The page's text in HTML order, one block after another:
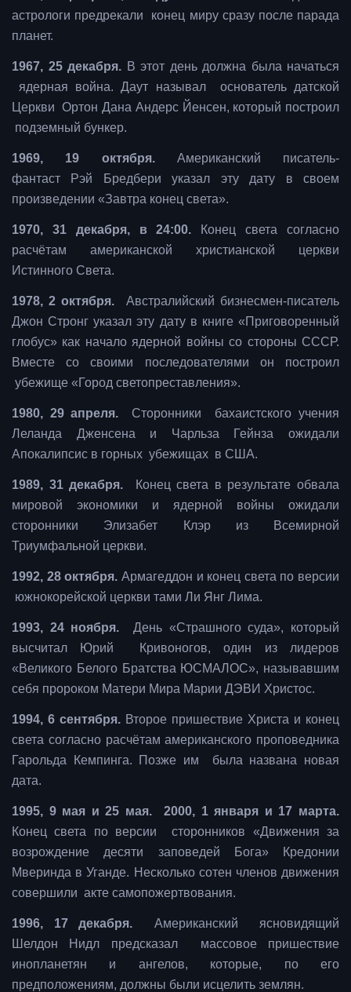
астрологи предрекали конец миру сразу после парада
планет.
1967, 25 декабря. В этот день должна была начаться
ядерная война. Даут называл основатель датской
Церкви Ортон Дана Андерс Йенсен, который построил
подземный бункер.
1969, 19 октября.Американский писатель-
фантаст Рэй Бредбери указал эту дату в своем
произведении «Завтра конец света».
1970, 31 декабря, в 24:00. Конец света согласно
расчётам американской христианской церкви
Истинного Света.
1978, 2 октября. Австралийский бизнесмен-писатель
Джон Стронг указал эту дату в книге «Приговоренный
глобус» как начало ядерной войны со стороны СССР.
Вместе со своими последователями он построил
убежище «Город светопреставления».
1980, 29 апреля.
Сторонники бахаистского учения
Леланда Дженсена и Чарльза Гейнза ожидали
Апокалипсис в горных убежищах в США.
1989, 31 декабря. Конец света в результате обвала
мировой экономики и ядерной войны ожидали
сторонники Элизабет Клэр из Всемирной
Триумфальной церкви.
1992, 28 октября. Армагеддон и конец света по версии
южнокорейской церкви тами Ли Янг Лима.
1993, 24 ноября.
День «Страшного суда», который
высчитал Юрий Кривоногов, один из лидеров
«Великого Белого Братства ЮСМАЛОС», называвшим
себя пророком Матери Мира Марии ДЭВИ Христос.
1994, 6 сентября. Второе пришествие Христа и конец
света согласно расчётам американского проповедника
Гарольда Кемпинга. Позже им была названа новая
дата.
1995, 9 мая и 25 мая. 2000, 1 января и 17 марта.
Конец света по версии сторонников «Движения за
возрождение десяти заповедей Бога» Кредонии
Мверинда в Уганде. Несколько сотен членов движения
совершили акте самопожертвования.
1996, 17 декабря.
Американский ясновидящий
Шелдон Нидл предсказал массовое пришествие
инопланетян и ангелов, которые, по его
предположениям, должны были исцелить землян.